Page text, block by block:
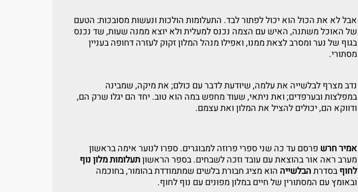
אבל לא את הכול הוא יכול לפתור לבד. התעלומות הולכות ונעשות מסובכות: הטעם
של האוכל משתנה, האיש עם הצמה נכנס למעלית ולא יוצא ממנה שעות, שד נכנס
בגוף של נער ומסרב לצאת ממנו, ואפילו מנהל המלון זקוק לעזרה דחופה בעניין
מסתורי.
נדב מצרף לבלשייה את עלמה, שיודעת לדבר עם כולם; את מיקה, שמבינה
במפלצות ובערפדים; ואת ניתאי, שעוד מחפש במה הוא טוב. יחד הם יגלו שרק הם,
ודווקא הם, יכולים להציל את המלון ואת עצמם.
אמיר חרש פרסם עד כה שני ספרי פרוזה למבוגרים. ספרו לנוער אימה בראשון
מערב ראה אור בהוצאת עם עובד וזכה לשבחים. בספר הראשוןתעלומות מלון נוף
לחוףבסדרתהבלשייה הוא מציג חבורת בלשים שמתמודדת בהומור, בחוכמה
ובאומץ עם המסתורין של חיים במלון מפונים עם נוף לחוף.